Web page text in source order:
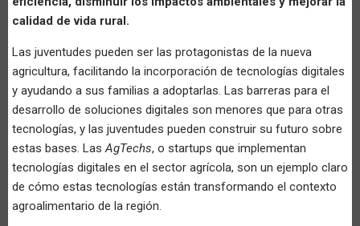
calidad de vida rural.
Las juventudes pueden ser las protagonistas de la nueva
agricultura, facilitando la incorporación de tecnologías digitales
y ayudando a sus familias a adoptarlas. Las barreras para el
desarrollo de soluciones digitales son menores que para otras
tecnologías, y las juventudes pueden construir su futuro sobre
estas bases. LasAgTechs, o startups que implementan
tecnologías digitales en el sector agrícola, son un ejemplo claro
de cómo estas tecnologías están transformando el contexto
agroalimentario de la región.